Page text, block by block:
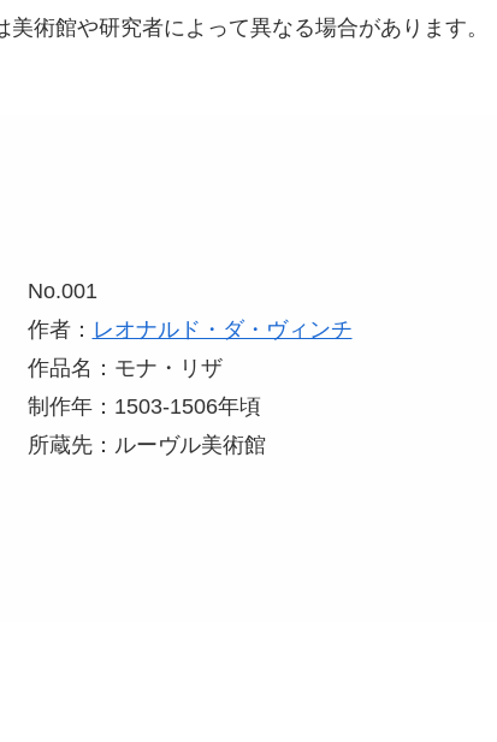
術館や研究者によって異なる場合があります。
No.001
作者： レオナルド・ダ・ヴィンチ
作品名：モナ・リザ
制作年：1503-1506年頃
所蔵先：ルーヴル美術館